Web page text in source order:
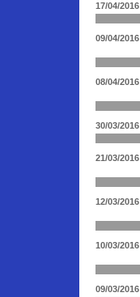
17/04/2016
09/04/2016
08/04/2016
30/03/2016
21/03/2016
12/03/2016
10/03/2016
09/03/2016